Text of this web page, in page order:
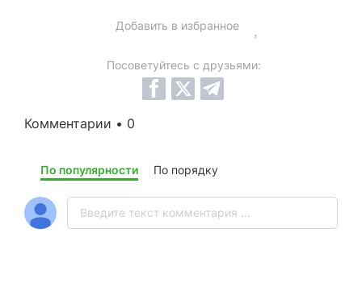
Добавить в избранное
Посоветуйтесь с друзьями:
Комментарии • 0
По популярности По порядку